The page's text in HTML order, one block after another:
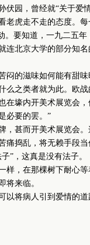
，曾经就“关于爱情
老虎走不走的态度。
。要知道，一九二五
连北京大学的部分知
的滋味如何能有甜味
之类者就为此。欧
在壕内开美术展览会
必要的罢。”
甚而开美术展览会。
痛捣乱，将无赖手段
”，这真是没有法子。
，在那棵树下耐心等
将来临。
将病人引到爱情的道